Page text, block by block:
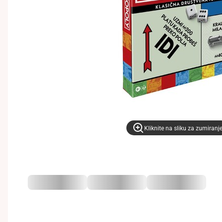
Kliknite na sliku za zumiranje